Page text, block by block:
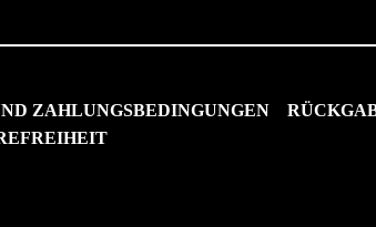
ZAHLUNGSBEDINGUNGEN